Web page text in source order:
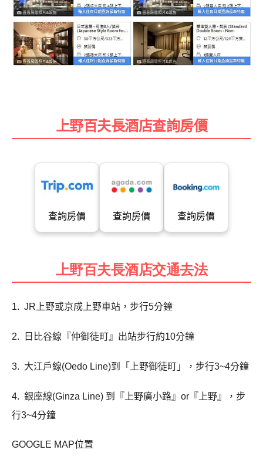
上野百夫長酒店查詢房價
查詢房價 查詢房價 查詢房價
上野百夫長酒店交通去法
1. JR 上野或京成上野車站，步行5分鐘
2. 日比谷線『仲御徒町』出站步行約10分鐘
3. 大江戶線(Oedo Line)到「上野御徒町」，步行3~4分鐘
4. 銀座線(Ginza Line) 到『上野廣小路』 or 『上野』，步
行3~4分鐘
GOOGLE MAP位置